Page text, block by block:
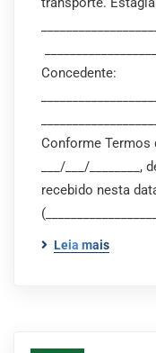
Concedente:
Conforme Termos
___/___/
recebido nesta
Leia mais